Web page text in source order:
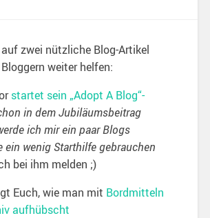
zwei nützliche Blog-Artikel
weiter helfen:
startet sein „Adopt A Blog“-
in dem Jubiläumsbeitrag
ich mir ein paar Blogs
ein wenig Starthilfe gebrauchen
bei ihm melden ;)
Euch, wie man mit Bordmitteln
aufhübscht